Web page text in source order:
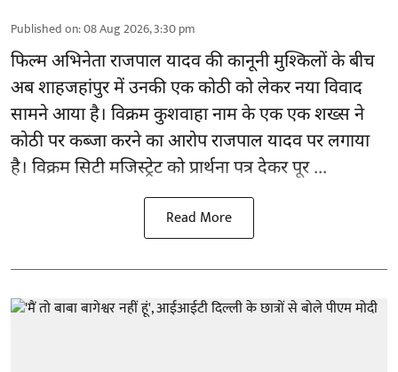
Published on:08 Aug 2026, 3:30 pm
फिल्म अभिनेताराजपाल यादवकी कानूनी मुश्किलों के बीच
अब शाहजहांपुर में उनकी एक कोठी को लेकर नया विवाद
सामने आया है। विक्रम कुशवाहा नाम के एक एक शख्स ने
कोठी पर कब्जा करने का आरोप राजपाल यादव पर लगाया
है। विक्रम सिटी मजिस्ट्रेट को प्रार्थना पत्र देकर पूर ...
Read More